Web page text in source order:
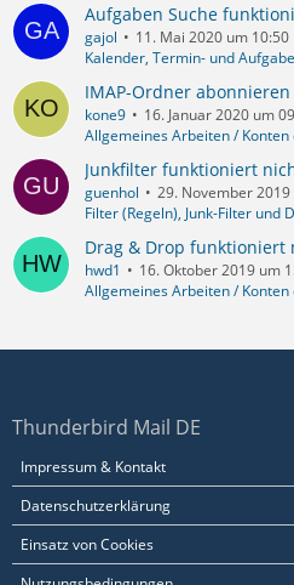
Aufgaben Suche
gajol
11. Mai 2020 um 10:50
Kalender, Termin- und
IMAP-Ordner
kone9
16. Januar 2020 um
Allgemeines Arbeiten /
Junkfilter funktioniert
guenhol
29. November 2019
Filter (Regeln), Junk-Filter und
Drag & Drop funktioniert
hwd1
16. Oktober 2019 um
Allgemeines Arbeiten /
Thunderbird Mail DE
Impressum & Kontakt
Datenschutzerklärung
Einsatz von Cookies